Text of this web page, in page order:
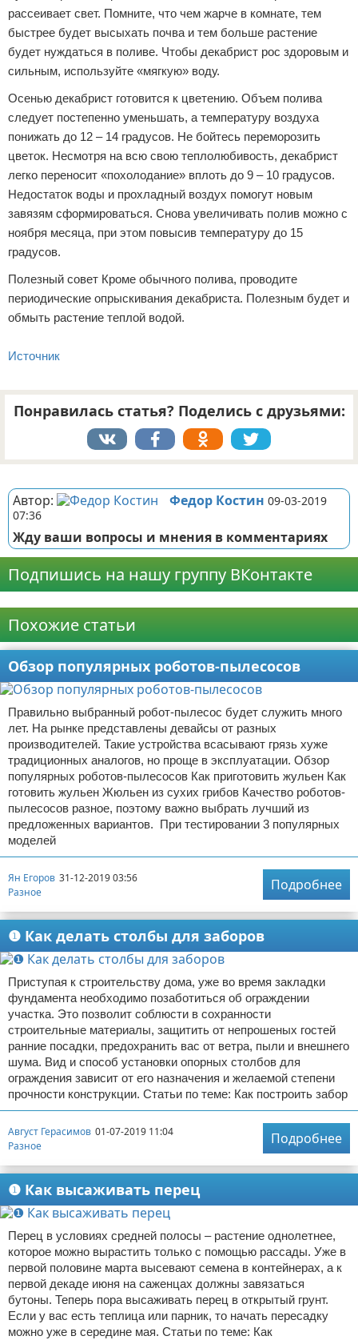
рассеивает свет. Помните, что чем жарче в комнате, тем
быстрее будет высыхать почва и тем больше растение
будет нуждаться в поливе. Чтобы декабрист рос здоровым и
сильным, используйте «мягкую» воду.
Осенью декабрист готовится к цветению. Объем полива
следует постепенно уменьшать, а температуру воздуха
понижать до 12 – 14 градусов. Не бойтесь переморозить
цветок. Несмотря на всю свою теплолюбивость, декабрист
легко переносит «похолодание» вплоть до 9 – 10 градусов.
Недостаток воды и прохладный воздух помогут новым
завязям сформироваться. Снова увеличивать полив можно с
ноября месяца, при этом повысив температуру до 15
градусов.
Полезный совет Кроме обычного полива, проводите
периодические опрыскивания декабриста. Полезным будет и
обмыть растение теплой водой.
Источник
Понравилась статья? Поделись с друзьями:
Автор: Федор Костин 09-03-2019
07:36
Жду ваши вопросы и мнения в комментариях
Подпишись на нашу группу ВКонтакте
Похожие статьи
Обзор популярных роботов-пылесосов
Правильно выбранный робот-пылесос будет служить много
лет. На рынке представлены девайсы от разных
производителей. Такие устройства всасывают грязь хуже
традиционных аналогов, но проще в эксплуатации. Обзор
популярных роботов-пылесосов Как приготовить жульен Как
готовить жульен Жюльен из сухих грибов Качество роботов-
пылесосов разное, поэтому важно выбрать лучший из
предложенных вариантов. При тестировании 3 популярных
моделей
Ян Егоров 31-12-2019 03:56
Разное
Подробнее
❶ Как делать столбы для заборов
Приступая к строительству дома, уже во время закладки
фундамента необходимо позаботиться об ограждении
участка. Это позволит соблюсти в сохранности
строительные материалы, защитить от непрошеных гостей
ранние посадки, предохранить вас от ветра, пыли и внешнего
шума. Вид и способ установки опорных столбов для
ограждения зависит от его назначения и желаемой степени
прочности конструкции. Статьи по теме: Как построить забор
Август Герасимов 01-07-2019 11:04
Разное
Подробнее
❶ Как высаживать перец
Перец в условиях средней полосы – растение однолетнее,
которое можно вырастить только с помощью рассады. Уже в
первой половине марта высевают семена в контейнерах, а к
первой декаде июня на саженцах должны завязаться
бутоны. Теперь пора высаживать перец в открытый грунт.
Если у вас есть теплица или парник, то начать пересадку
можно уже в середине мая. Статьи по теме: Как